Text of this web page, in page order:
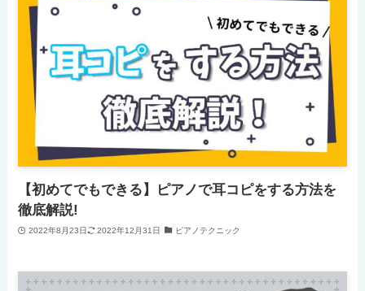
【初めてでもできる】ピアノで耳コピをする方法を
徹底解説!
2022年8月23日 2022年12月31日 ピアノテクニック